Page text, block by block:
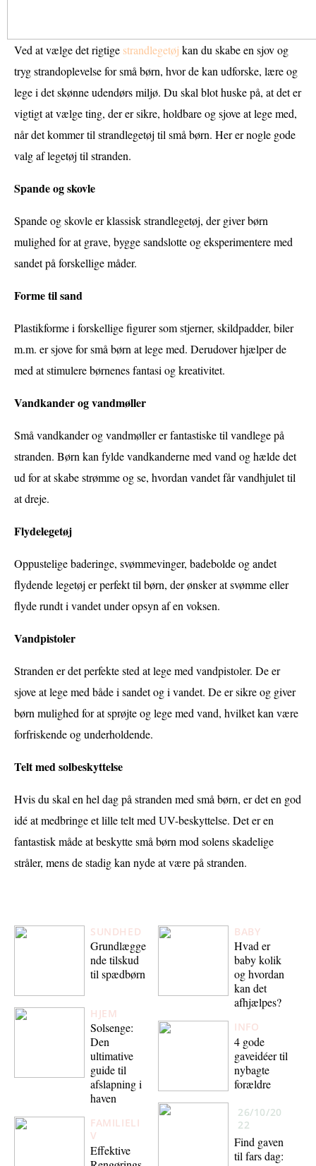
Ved at vælge det rigtige strandlegetøj kan du skabe en sjov og
tryg strandoplevelse for små børn, hvor de kan udforske, lære og
lege i det skønne udendørs miljø. Du skal blot huske på, at det er
vigtigt at vælge ting, der er sikre, holdbare og sjove at lege med,
når det kommer til strandlegetøj til små børn. Her er nogle gode
valg af legetøj til stranden.
Spande og skovle
Spande og skovle er klassisk strandlegetøj, der giver børn
mulighed for at grave, bygge sandslotte og eksperimentere med
sandet på forskellige måder.
Forme til sand
Plastikforme i forskellige figurer som stjerner, skildpadder, biler
m.m. er sjove for små børn at lege med. Derudover hjælper de
med at stimulere børnenes fantasi og kreativitet.
Vandkander og vandmøller
Små vandkander og vandmøller er fantastiske til vandlege på
stranden. Børn kan fylde vandkanderne med vand og hælde det
ud for at skabe strømme og se, hvordan vandet får vandhjulet til
at dreje.
Flydelegetøj
Oppustelige baderinge, svømmevinger, badebolde og andet
flydende legetøj er perfekt til børn, der ønsker at svømme eller
flyde rundt i vandet under opsyn af en voksen.
Vandpistoler
Stranden er det perfekte sted at lege med vandpistoler. De er
sjove at lege med både i sandet og i vandet. De er sikre og giver
børn mulighed for at sprøjte og lege med vand, hvilket kan være
forfriskende og underholdende.
Telt med solbeskyttelse
Hvis du skal en hel dag på stranden med små børn, er det en god
idé at medbringe et lille telt med UV-beskyttelse. Det er en
fantastisk måde at beskytte små børn mod solens skadelige
stråler, mens de stadig kan nyde at være på stranden.
SUNDHED
Grundlægge
nde tilskud
til spædbørn
HJEM
Solsenge:
Den
ultimative
guide til
afslapning i
haven
FAMILIELI
V
Effektive
BABY
Hvad er
baby kolik
og hvordan
kan det
afhjælpes?
INFO
4 gode
gaveidéer til
nybagte
forældre
26/10/20
22
Find gaven
til fars dag: